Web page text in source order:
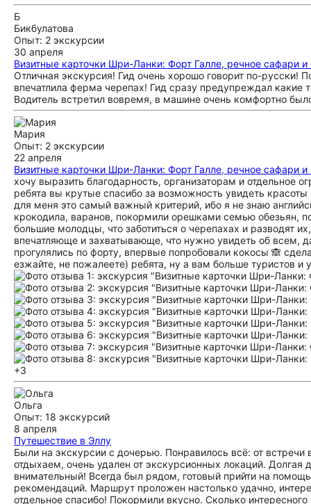
Б
Бикбулатова
Опыт: 2 экскурсии
30 апреля
Визитные карточки Шри-Ланки: Форт Галле, речное сафари и
Отличная экскурсия! Гид очень хорошо говорит по-
впечатлила ферма черепах! Гид сразу предупреждал
Водитель встретил вовремя, в машине очень комфортно
Мария
Опыт: 2 экскурсии
22 апреля
Визитные карточки Шри-Ланки: Форт Галле, речное сафари и
хочу выразить благодарность, организаторам и
ребята вы крутые спасибо за возможность увидеть
для меня это самый важный критерий, ибо я не знаю
крокодила, варанов, покормили орешками семью обезьян,
большие молодцы, что заботиться о черепахах и разводят
впечатляюще и захватывающе, что нужно увидеть об всем,
прогулялись по форту, впервые попробовали кокосы 🙈
езжайте, не пожалеете) ребята, ну а вам больше туристов и
+3
Ольга
Опыт: 18 экскурсий
8 апреля
Путешествие в Эллу
Были на экскурсии с дочерью. Понравилось всё: от
отдыхаем, очень удален от экскурсионных локаций.
внимательный! Всегда был рядом, готовый прийти на
рекомендаций. Маршрут проложен настолько удачно,
отдельное спасибо! Покормили вкусно. Сколько